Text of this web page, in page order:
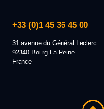
+33 (0)1 45 36 45 00
31 avenue du Général Leclerc
92340 Bourg-La-Reine
France